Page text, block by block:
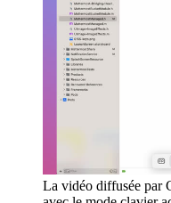
La vidéo diffusée par